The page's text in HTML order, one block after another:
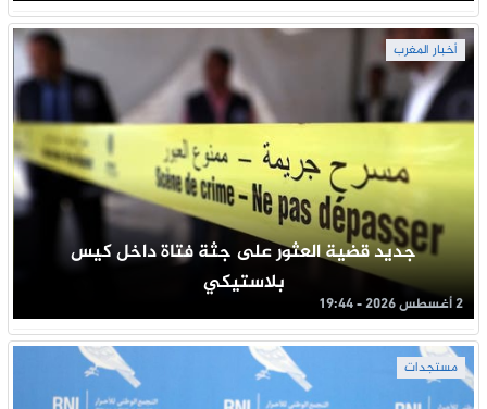
أخبار المغرب
جديد قضية العثور على جثة فتاة داخل كيس
بلاستيكي
2 أغسطس 2026 - 19:44
مستجدات